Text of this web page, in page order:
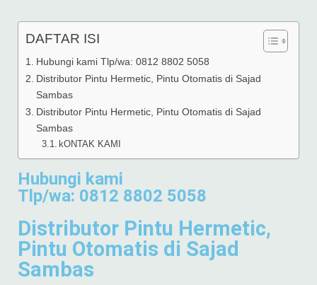
DAFTAR ISI
Hubungi kami Tlp/wa: 0812 8802 5058
Distributor Pintu Hermetic, Pintu Otomatis di Sajad
Sambas
Distributor Pintu Hermetic, Pintu Otomatis di Sajad
Sambas
kONTAK KAMI
Hubungi kami
Tlp/wa: 0812 8802 5058
Distributor Pintu Hermetic,
Pintu Otomatis di Sajad
Sambas